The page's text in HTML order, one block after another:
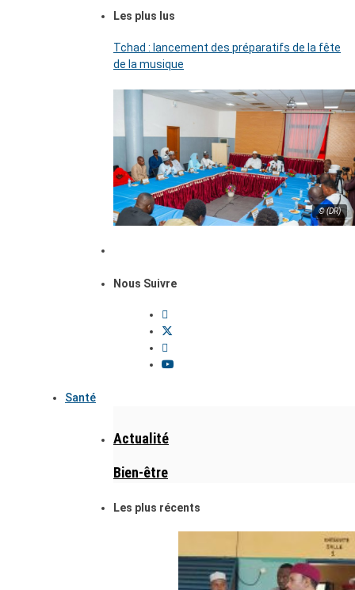
Les plus lus
Tchad : lancement des préparatifs de la fête
de la musique
© (DR)
Nous Suivre
Santé
Actualité
Bien-être
Les plus récents